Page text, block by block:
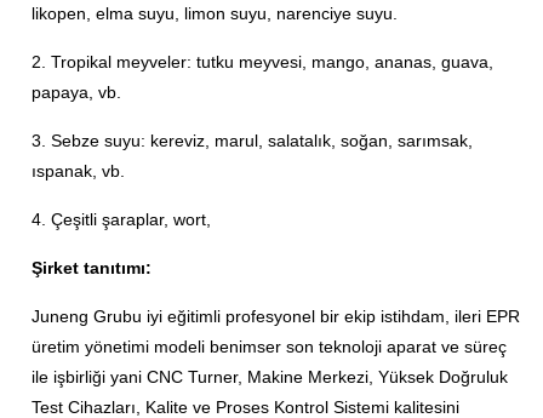
likopen, elma suyu, limon suyu, narenciye suyu.
2. Tropikal meyveler: tutku meyvesi, mango, ananas, guava,
papaya, vb.
3. Sebze suyu: kereviz, marul, salatalık, soğan, sarımsak,
ıspanak, vb.
4. Çeşitli şaraplar, wort,
Şirket tanıtımı:
Juneng Grubu iyi eğitimli profesyonel bir ekip istihdam, ileri EPR
üretim yönetimi modeli benimser son teknoloji aparat ve süreç
ile işbirliği yani CNC Turner, Makine Merkezi, Yüksek Doğruluk
Test Cihazları, Kalite ve Proses Kontrol Sistemi kalitesini